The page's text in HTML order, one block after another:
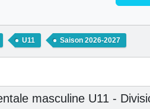
U11 Saison 2026-2027
masculine U11 -